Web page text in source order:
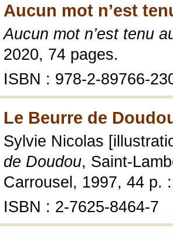
Aucun mot n’est
Aucun mot n’est tenu
2020, 74 pages.
ISBN : 978-2-89766-
Le Beurre de
Sylvie Nicolas
de Doudou, Saint-
Carrousel, 1997, 44 p.
ISBN : 2-7625-8464-7